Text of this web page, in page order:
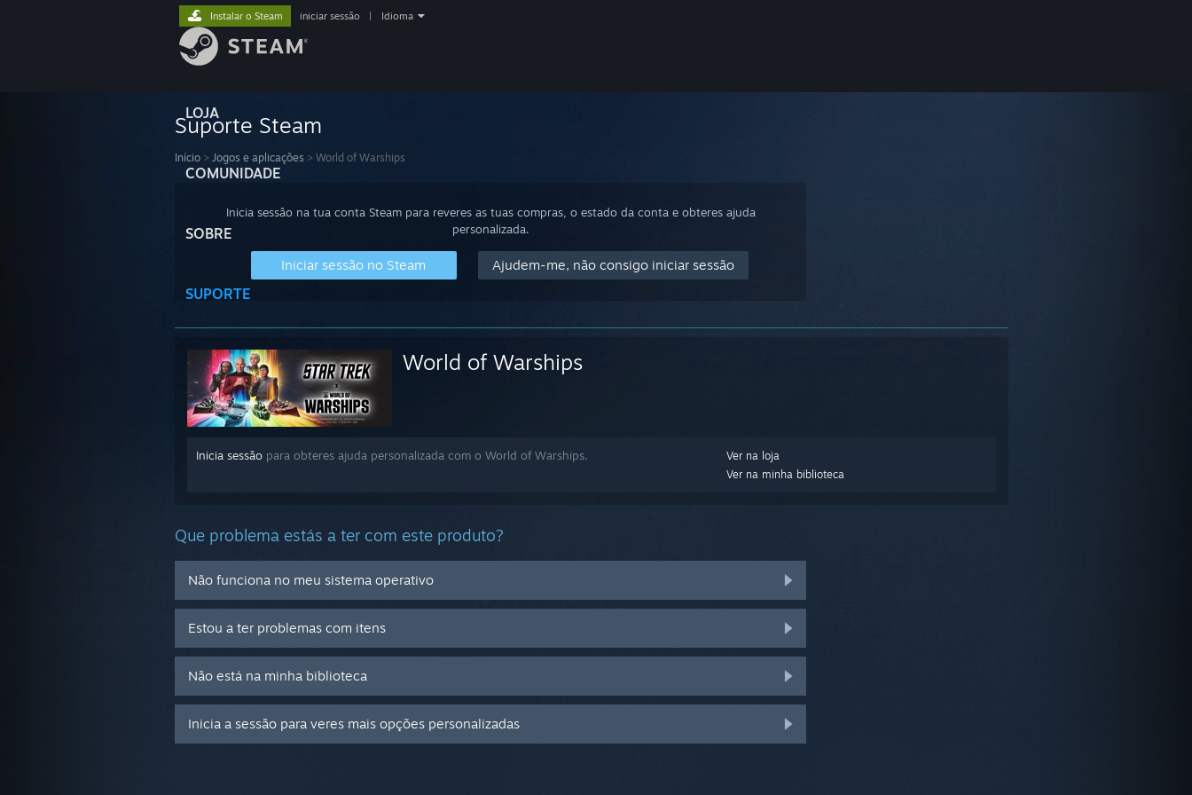
LOJA
COMUNIDADE
SOBRE
SUPORTE
Instalar o Steam iniciar sessão Idioma
Suporte Steam
Início > Jogos e aplicações > World of Warships
Inicia sessão na tua conta Steam para reveres as tuas compras, o estado da conta e obteres ajuda
personalizada.
Iniciar sessão no Steam Ajudem-me, não consigo iniciar sessão
World of Warships
Ver na loja
Ver na minha biblioteca
Inicia sessão para obteres ajuda personalizada com o World of Warships.
Que problema estás a ter com este produto?
Não funciona no meu sistema operativo
Estou a ter problemas com itens
Não está na minha biblioteca
Inicia a sessão para veres mais opções personalizadas